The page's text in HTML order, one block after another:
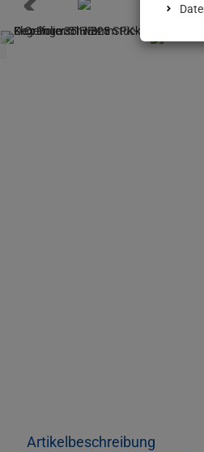
Artikelbeschreibung